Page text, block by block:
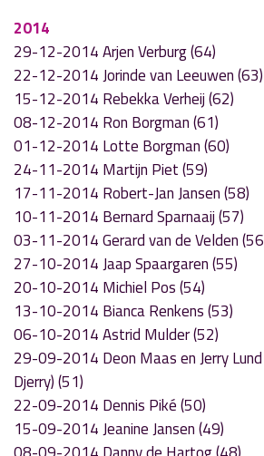
2014
29-12-2014 Arjen Verburg (64)
22-12-2014 Jorinde van Leeuwen (63)
15-12-2014 Rebekka Verheij (62)
08-12-2014 Ron Borgman (61)
01-12-2014 Lotte Borgman (60)
24-11-2014 Martijn Piet (59)
17-11-2014 Robert-Jan Jansen (58)
10-11-2014 Bernard Sparnaaij (57)
03-11-2014 Gerard van de Velden
27-10-2014 Jaap Spaargaren (55)
20-10-2014 Michiel Pos (54)
13-10-2014 Bianca Renkens (53)
06-10-2014 Astrid Mulder (52)
29-09-2014 Deon Maas en Jerry Lund
Djerry) (51)
22-09-2014 Dennis Piké (50)
15-09-2014 Jeanine Jansen (49)